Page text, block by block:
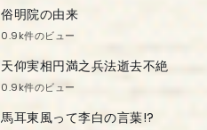
俗明院の由来
0.9k件のビュー
天仰実相円満之兵法逝去不絶
0.9k件のビュー
馬耳東風って李白の言葉!?